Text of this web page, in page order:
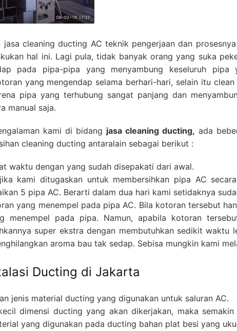
jasa cleaning ducting AC teknik pengerjaan dan
hal ini. Lagi pula, tidak banyak orang yang suka
pada pipa-pipa yang menyambung keseluruh
yang mengendap selama berhari-hari, selain itu
pipa yang terhubung sangat panjang dan
manual saja.
kami di bidang jasa cleaning ducting, ada
cleaning ducting antaralain sebagai berikut :
waktu dengan yang sudah disepakati dari awal.
kami ditugaskan untuk membersihkan pipa AC
5 pipa AC. Berarti dalam dua hari kami setidaknya
yang menempel pada pipa AC. Bila kotoran tersebut
menempel pada pipa. Namun, apabila kotoran
super ekstra dengan membutuhkan sedikit
aroma bau tak sedap. Sebisa mungkin kami
Ducting di Jakarta
jenis material ducting yang digunakan untuk saluran AC.
dimensi ducting yang akan dikerjakan, maka
yang digunakan pada ducting bahan plat besi yang